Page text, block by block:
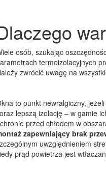
osób, szukając
termoizolacyjnych
zwrócić uwagę na
to punkt newralgiczny,
lepszą izolację – w gamie
przed chłodem w
zapewniający brak
uwzględnieniem
prąd powietrza jest